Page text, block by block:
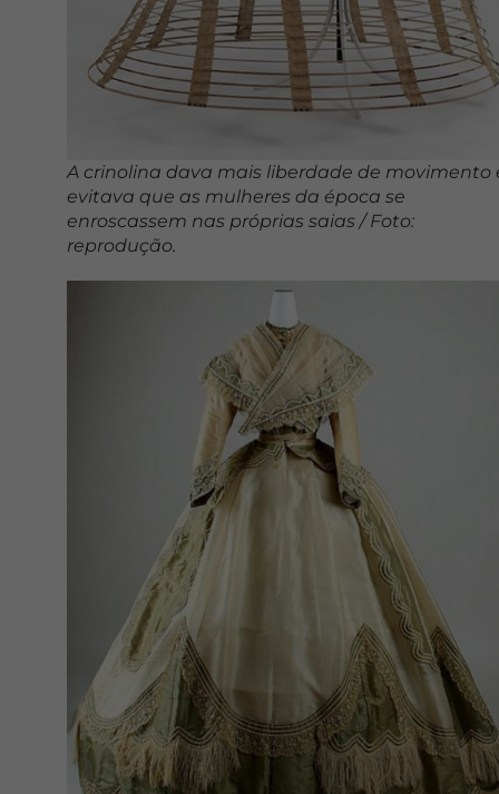
A crinolina dava mais liberdade de movimento
evitava que as mulheres da época se
enroscassem nas próprias saias / Foto:
reprodução.